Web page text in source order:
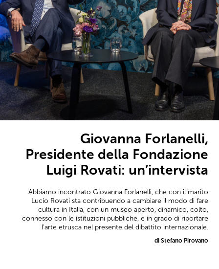
Giovanna Forlanelli,
Presidente della Fondazione
Luigi Rovati: un’intervista
Abbiamo incontrato Giovanna Forlanelli, che con il marito
Lucio Rovati sta contribuendo a cambiare il modo di fare
cultura in Italia, con un museo aperto, dinamico, colto,
connesso con le istituzioni pubbliche, e in grado di riportare
l'arte etrusca nel presente del dibattito internazionale.
di Stefano Pirovano